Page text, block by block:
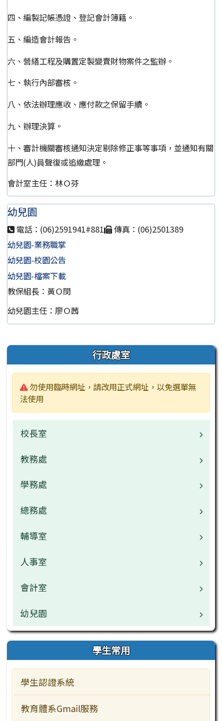
四、編製記帳憑證、登記會計簿籍。
五、編造會計報告。
六、營繕工程及購置定製變賣財物案件之監辦。
七、執行內部審核。
八、依法辦理應收、應付款之保留手續。
九、辦理決算。
十、審計機關審核通知決定剔除修正事等事項，並通知有關
部門(人)員聲復或追繳處理。
會計室主任：林Ｏ芬
幼兒園
電話：(06)2591941#881
傳真：(06)2501389
幼兒園-業務職掌
幼兒園-校園公告
幼兒園-檔案下載
教保組長：黃Ｏ閔
幼兒園主任：廖Ｏ茜
左邊區域內容 行政處室
警告:
勿使用臨時網址，請改用正式網址，以免選單無
法使用
校長室
校長介紹
校園公告
教務處
業務職掌
校園公告
常用連結
檔案下載
行事曆
網管專區
學生常用
主題網站
教學資源
學務處
業務職掌
校園公告
檔案下載
行事曆
午餐中心
總務處
業務職掌
校園公告
檔案下載
行事曆
輔導室
業務職掌
校園公告
檔案下載
行事曆
人事室
業務職掌
校園公告
檔案下載
行事曆
會計室
業務職掌
校園公告
檔案下載
行事曆
幼兒園
業務職掌
校園公告
檔案下載
學生常用
學生認證系統
教育體系Gmail服務